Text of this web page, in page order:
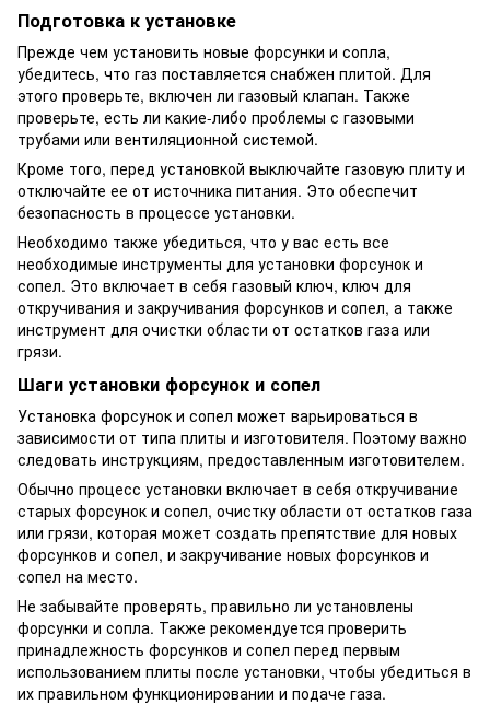
Подготовка к установке
Прежде чем установить новые форсунки и сопла,
убедитесь, что газ поставляется снабжен плитой. Для
этого проверьте, включен ли газовый клапан. Также
проверьте, есть ли какие-либо проблемы с газовыми
трубами или вентиляционной системой.
Кроме того, перед установкой выключайте газовую плиту и
отключайте ее от источника питания. Это обеспечит
безопасность в процессе установки.
Необходимо также убедиться, что у вас есть все
необходимые инструменты для установки форсунок и
сопел. Это включает в себя газовый ключ, ключ для
откручивания и закручивания форсунков и сопел, а также
инструмент для очистки области от остатков газа или
грязи.
Шаги установки форсунок и сопел
Установка форсунок и сопел может варьироваться в
зависимости от типа плиты и изготовителя. Поэтому важно
следовать инструкциям, предоставленным изготовителем.
Обычно процесс установки включает в себя откручивание
старых форсунок и сопел, очистку области от остатков газа
или грязи, которая может создать препятствие для новых
форсунков и сопел, и закручивание новых форсунков и
сопел на место.
Не забывайте проверять, правильно ли установлены
форсунки и сопла. Также рекомендуется проверить
принадлежность форсунков и сопел перед первым
использованием плиты после установки, чтобы убедиться в
их правильном функционировании и подаче газа.